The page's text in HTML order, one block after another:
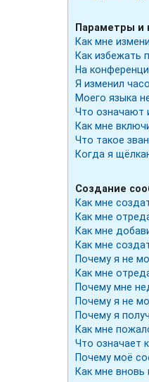
Параметры и
Как мне
Как избежать
На
Я изменил
Моего языка
Что означают
Как мне
Что такое
Когда я
Создание
Как мне
Как мне
Как мне
Как мне
Почему я не
Как мне
Почему мне
Почему я не
Почему я
Как мне
Что означает
Почему моё
Как мне